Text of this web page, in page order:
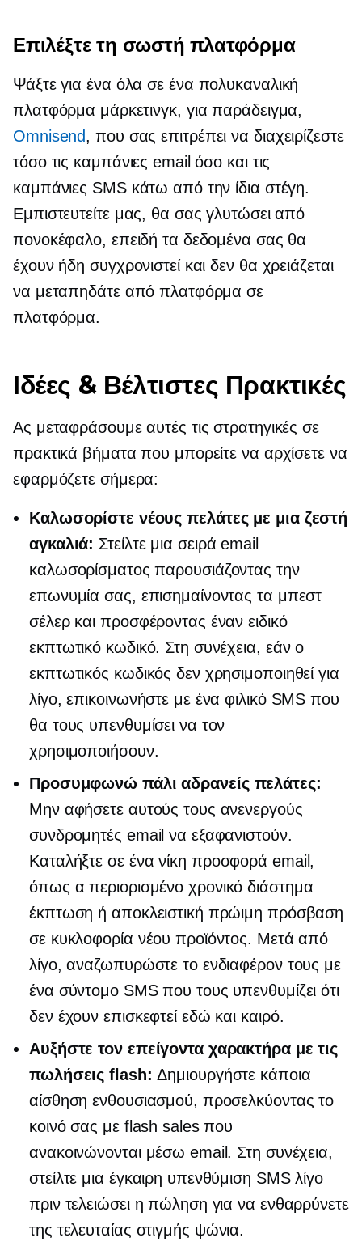
Επιλέξτε τη σωστή πλατφόρμα
Ψάξτε για ένα όλα σε ένα πολυκαναλική
πλατφόρμα μάρκετινγκ, για παράδειγμα,
Omnisend, που σας επιτρέπει να διαχειρίζεστε
τόσο τις καμπάνιες email όσο και τις
καμπάνιες SMS κάτω από την ίδια στέγη.
Εμπιστευτείτε μας, θα σας γλυτώσει από
πονοκέφαλο, επειδή τα δεδομένα σας θα
έχουν ήδη συγχρονιστεί και δεν θα χρειάζεται
να μεταπηδάτε από πλατφόρμα σε
πλατφόρμα.
Ιδέες & Βέλτιστες Πρακτικές
Ας μεταφράσουμε αυτές τις στρατηγικές σε
πρακτικά βήματα που μπορείτε να αρχίσετε να
εφαρμόζετε σήμερα:
Καλωσορίστε νέους πελάτες με μια ζεστή
αγκαλιά: Στείλτε μια σειρά email
καλωσορίσματος παρουσιάζοντας την
επωνυμία σας, επισημαίνοντας τα μπεστ
σέλερ και προσφέροντας έναν ειδικό
εκπτωτικό κωδικό. Στη συνέχεια, εάν ο
εκπτωτικός κωδικός δεν χρησιμοποιηθεί για
λίγο, επικοινωνήστε με ένα φιλικό SMS που
θα τους υπενθυμίσει να τον
χρησιμοποιήσουν.
Προσυμφωνώ πάλι αδρανείς πελάτες:
Μην αφήσετε αυτούς τους ανενεργούς
συνδρομητές email να εξαφανιστούν.
Καταλήξτε σε ένανίκη προσφορά email,
όπως απεριορισμένο χρονικό διάστημα
έκπτωση ή αποκλειστική πρώιμη πρόσβαση
σε κυκλοφορία νέου προϊόντος. Μετά από
λίγο, αναζωπυρώστε το ενδιαφέρον τους με
ένα σύντομο SMS που τους υπενθυμίζει ότι
δεν έχουν επισκεφτεί εδώ και καιρό.
Αυξήστε τον επείγοντα χαρακτήρα με τις
πωλήσεις flash: Δημιουργήστε κάποια
αίσθηση ενθουσιασμού, προσελκύοντας το
κοινό σας με flash sales που
ανακοινώνονται μέσω email. Στη συνέχεια,
στείλτε μια έγκαιρη υπενθύμιση SMS λίγο
πριν τελειώσει η πώληση για να ενθαρρύνετε
της τελευταίας στιγμής ψώνια.